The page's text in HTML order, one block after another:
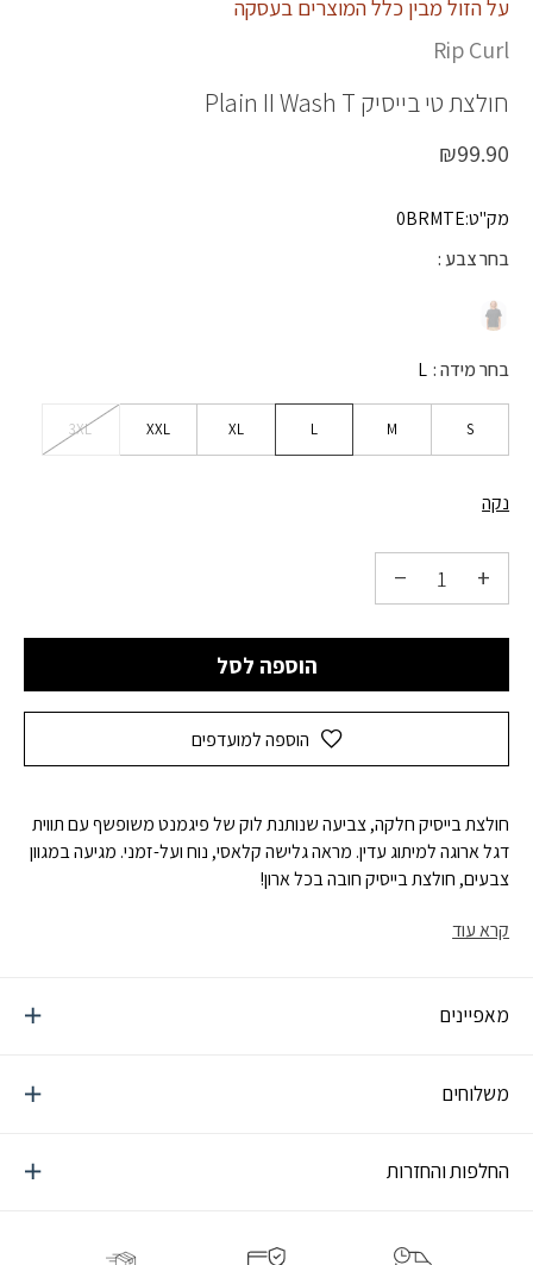
Rip Curl
חולצת טי בייסיק Plain II Wash T
₪99.90
מק"ט:0BRMTE
על הזול מבין כלל המוצרים בעסקה
בחר צבע
בחר מידה L
S
M
L
XL
XXL
3XL
נקה
הוספה לסל
הוספה למועדפים
חולצת בייסיק חלקה, צביעה שנותנת לוק של פיגמנט משופשף עם תווית
דגל ארוגה למיתוג עדין. מראה גלישה קלאסי, נוח ועל-זמני. מגיעה במגוון
צבעים, חולצת בייסיק חובה בכל ארון!
קרא עוד
מאפיינים
משלוחים
החלפות והחזרות